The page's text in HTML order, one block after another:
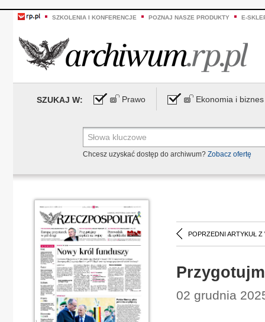
SZKOLENIA I KONFERENCJE POZNAJ NASZE PRODUKTY E-
SZUKAJ W: Prawo Ekonomia i biznes
Chcesz uzyskać dostęp do archiwum? Zobacz ofertę
POPRZEDNI ARTYKUŁ Z
02 grudnia